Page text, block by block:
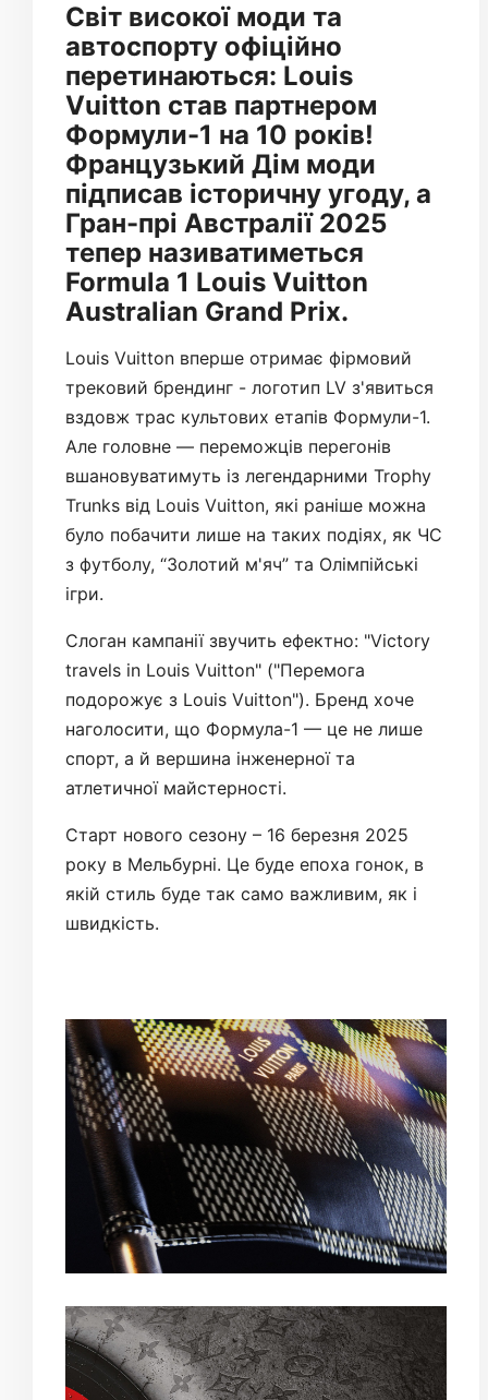
Світ високої моди та
автоспорту офіційно
перетинаються: Louis
Vuitton став партнером
Формули-1 на 10 років!
Французький Дім моди
підписав історичну угоду, а
Гран-прі Австралії 2025
тепер називатиметься
Formula 1 Louis Vuitton
Australian Grand Prix.
Louis Vuitton вперше отримає фірмовий
трековий брендинг - логотип LV з'явиться
вздовж трас культових етапів Формули-1.
Але головне — переможців перегонів
вшановуватимуть із легендарними Trophy
Trunks від Louis Vuitton, які раніше можна
було побачити лише на таких подіях, як ЧС
з футболу, “Золотий м'яч” та Олімпійські
ігри.
Слоган кампанії звучить ефектно: "Victory
travels in Louis Vuitton" ("Перемога
подорожує з Louis Vuitton"). Бренд хоче
наголосити, що Формула-1 — це не лише
спорт, а й вершина інженерної та
атлетичної майстерності.
Старт нового сезону – 16 березня 2025
року в Мельбурні. Це буде епоха гонок, в
якій стиль буде так само важливим, як і
швидкість.